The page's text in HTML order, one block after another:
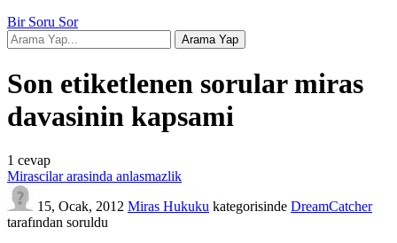
Bir Soru Sor
Son etiketlenen sorular miras
davasinin kapsami
1 cevap
Mirascilar arasinda anlasmazlik
15, Ocak, 2012 Miras Hukuku kategorisinde DreamCatcher
tarafından soruldu